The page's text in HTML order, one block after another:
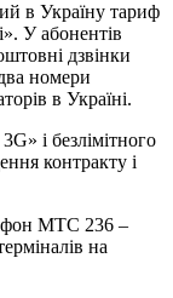
в Україну тариф
У абонентів
дзвінки
номери
в Україні.
і безлімітного
контракту і
МТС 236 –
на